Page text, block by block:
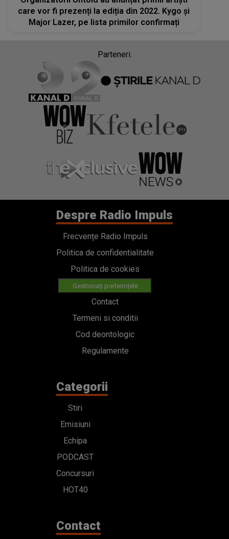
care vor fi prezenți la ediția din 2022. Kygo și
Major Lazer, pe lista primilor confirmați
Parteneri:
Despre Radio Impuls
Frecvențe Radio Impuls
Politica de confidentialitate
Politica de cookies
Gestionați preferințele
Contact
Termeni si conditii
Cod deontologic
Regulamente
Categorii
Stiri
Emisiuni
Echipa
PODCAST
Concursuri
HOT40
Contact